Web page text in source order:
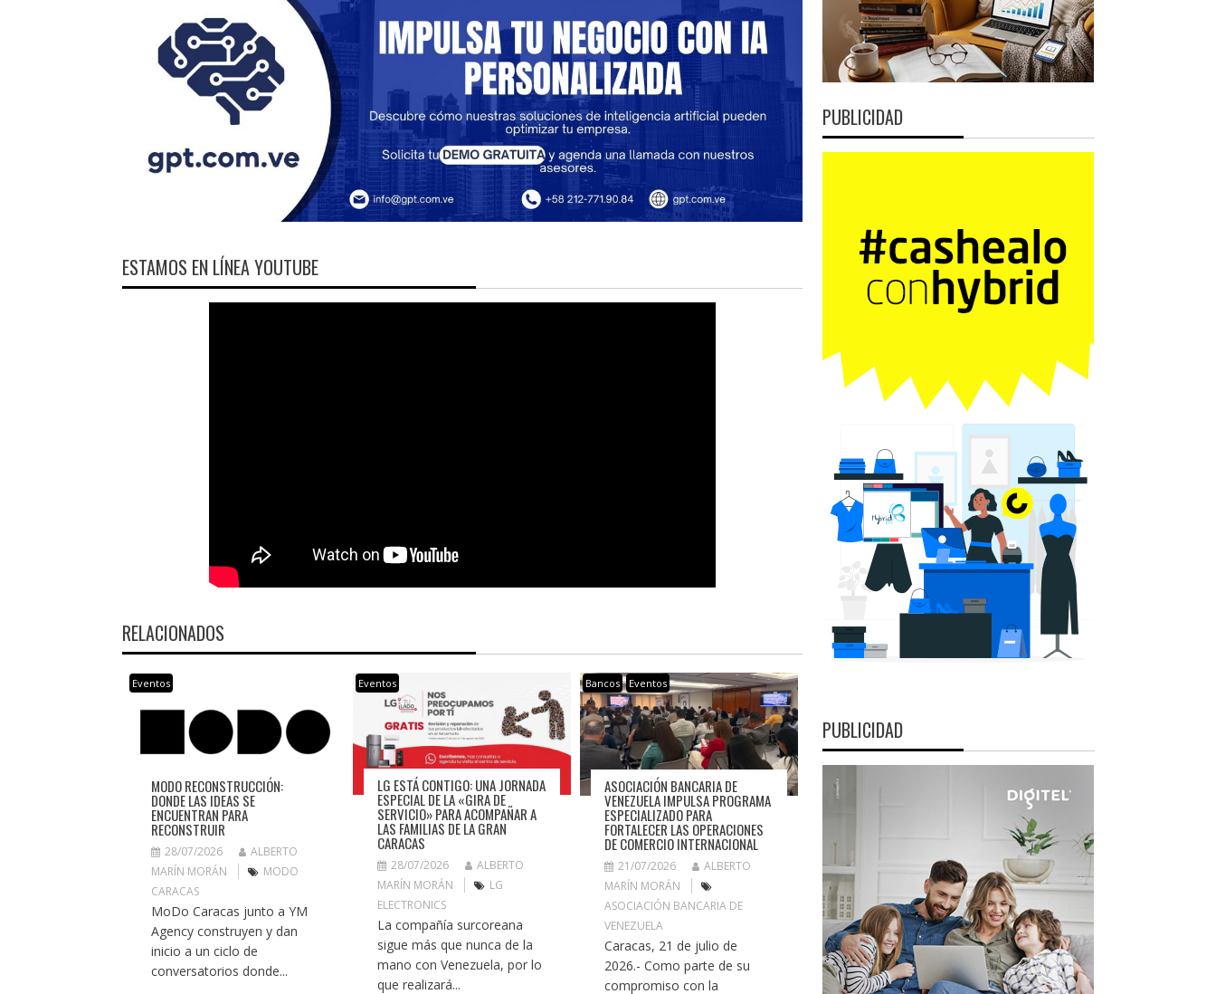
ESTAMOS EN LÍNEA YOUTUBE
RELACIONADOS
Eventos
MODO RECONSTRUCCIÓN:
DONDE LAS IDEAS SE
ENCUENTRAN PARA
RECONSTRUIR
28/07/2026
ALBERTO
MARÍN MORÁN
MODO
CARACAS
MoDo Caracas junto a YM
Agency construyen y dan
inicio a un ciclo de
conversatorios donde...
Eventos
LG ESTÁ CONTIGO: UNA JORNADA
ESPECIAL DE LA «GIRA DE
SERVICIO» PARA ACOMPAÑAR A
LAS FAMILIAS DE LA GRAN
CARACAS
28/07/2026
ALBERTO
MARÍN MORÁN
LG
ELECTRONICS
La compañía surcoreana
sigue más que nunca de la
mano con Venezuela, por lo
que realizará...
Bancos Eventos
ASOCIACIÓN BANCARIA DE
VENEZUELA IMPULSA PROGRAMA
ESPECIALIZADO PARA
FORTALECER LAS OPERACIONES
DE COMERCIO INTERNACIONAL
21/07/2026
ALBERTO
MARÍN MORÁN
ASOCIACIÓN BANCARIA DE
VENEZUELA
Caracas, 21 de julio de
2026.- Como parte de su
compromiso con la
PUBLICIDAD
PUBLICIDAD